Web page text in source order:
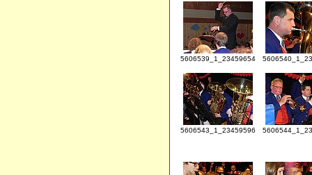
5606539_1_23459654
5606543_1_23459596